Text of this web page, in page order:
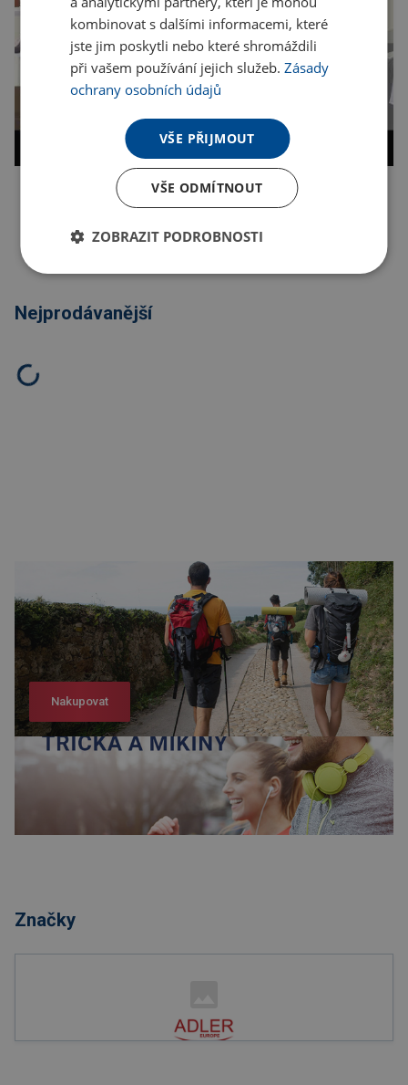
Kopírovat odkaz
Nejprodávanější
Nakupovat
Značky
kombinovat s dalšími informacemi, které
jste jim poskytli nebo které shromáždili
při vašem používání jejich služeb.Zásady
ochrany osobních údajů
VŠE PŘIJMOUT
VŠE ODMÍTNOUT
ZOBRAZIT PODROBNOSTI